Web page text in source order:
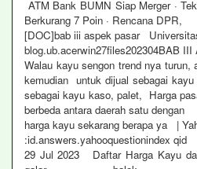
ATM Bank BUMN Siap Merger ·
Berkurang 7 Poin · Rencana DPR,
[DOC]bab iii aspek pasar
blog.ub.acerwin27files202304BAB
Walau kayu sengon trend nya turun,
kemudian untuk dijual sebagai kayu
sebagai kayu kaso, palet, Harga
berbeda antara daerah satu dengan
harga kayu sekarang berapa ya |
:id.answers.yahooquestionindex qid
29 Jul 2023 Daftar Harga Kayu